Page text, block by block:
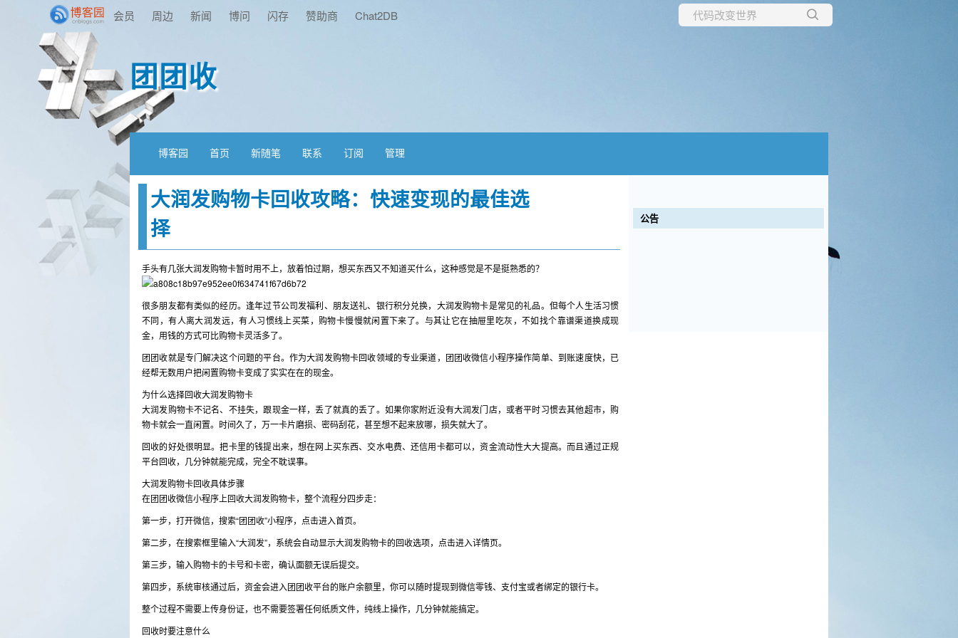
会员 周边 新闻 博问 闪存 赞助商 Chat2DB
团团收
博客园 首页 新随笔 联系 订阅 管理
大润发购物卡回收攻略：快速变现的最佳选
择
手头有几张大润发购物卡暂时用不上，放着怕过期，想买东西又不知道买什么，这种感觉是不是挺熟悉的？
很多朋友都有类似的经历。逢年过节公司发福利、朋友送礼、银行积分兑换，大润发购物卡是常见的礼品。但每个人生活习惯
不同，有人离大润发远，有人习惯线上买菜，购物卡慢慢就闲置下来了。与其让它在抽屉里吃灰，不如找个靠谱渠道换成现
金，用钱的方式可比购物卡灵活多了。
团团收就是专门解决这个问题的平台。作为大润发购物卡回收领域的专业渠道，团团收微信小程序操作简单、到账速度快，已
经帮无数用户把闲置购物卡变成了实实在在的现金。
为什么选择回收大润发购物卡
大润发购物卡不记名、不挂失，跟现金一样，丢了就真的丢了。如果你家附近没有大润发门店，或者平时习惯去其他超市，购
物卡就会一直闲置。时间久了，万一卡片磨损、密码刮花，甚至想不起来放哪，损失就大了。
回收的好处很明显。把卡里的钱提出来，想在网上买东西、交水电费、还信用卡都可以，资金流动性大大提高。而且通过正规
平台回收，几分钟就能完成，完全不耽误事。
大润发购物卡回收具体步骤
在团团收微信小程序上回收大润发购物卡，整个流程分四步走：
第一步，打开微信，搜索“团团收”小程序，点击进入首页。
第二步，在搜索框里输入“大润发”，系统会自动显示大润发购物卡的回收选项，点击进入详情页。
第三步，输入购物卡的卡号和卡密，确认面额无误后提交。
第四步，系统审核通过后，资金会进入团团收平台的账户余额里，你可以随时提现到微信零钱、支付宝或者绑定的银行卡。
整个过程不需要上传身份证，也不需要签署任何纸质文件，纯线上操作，几分钟就能搞定。
回收时要注意什么
公告